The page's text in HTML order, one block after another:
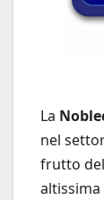
La
nel
frutto
altissima